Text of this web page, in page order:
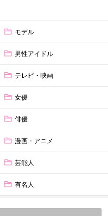
モデル
男性アイドル
テレビ・映画
女優
俳優
漫画・アニメ
芸能人
有名人